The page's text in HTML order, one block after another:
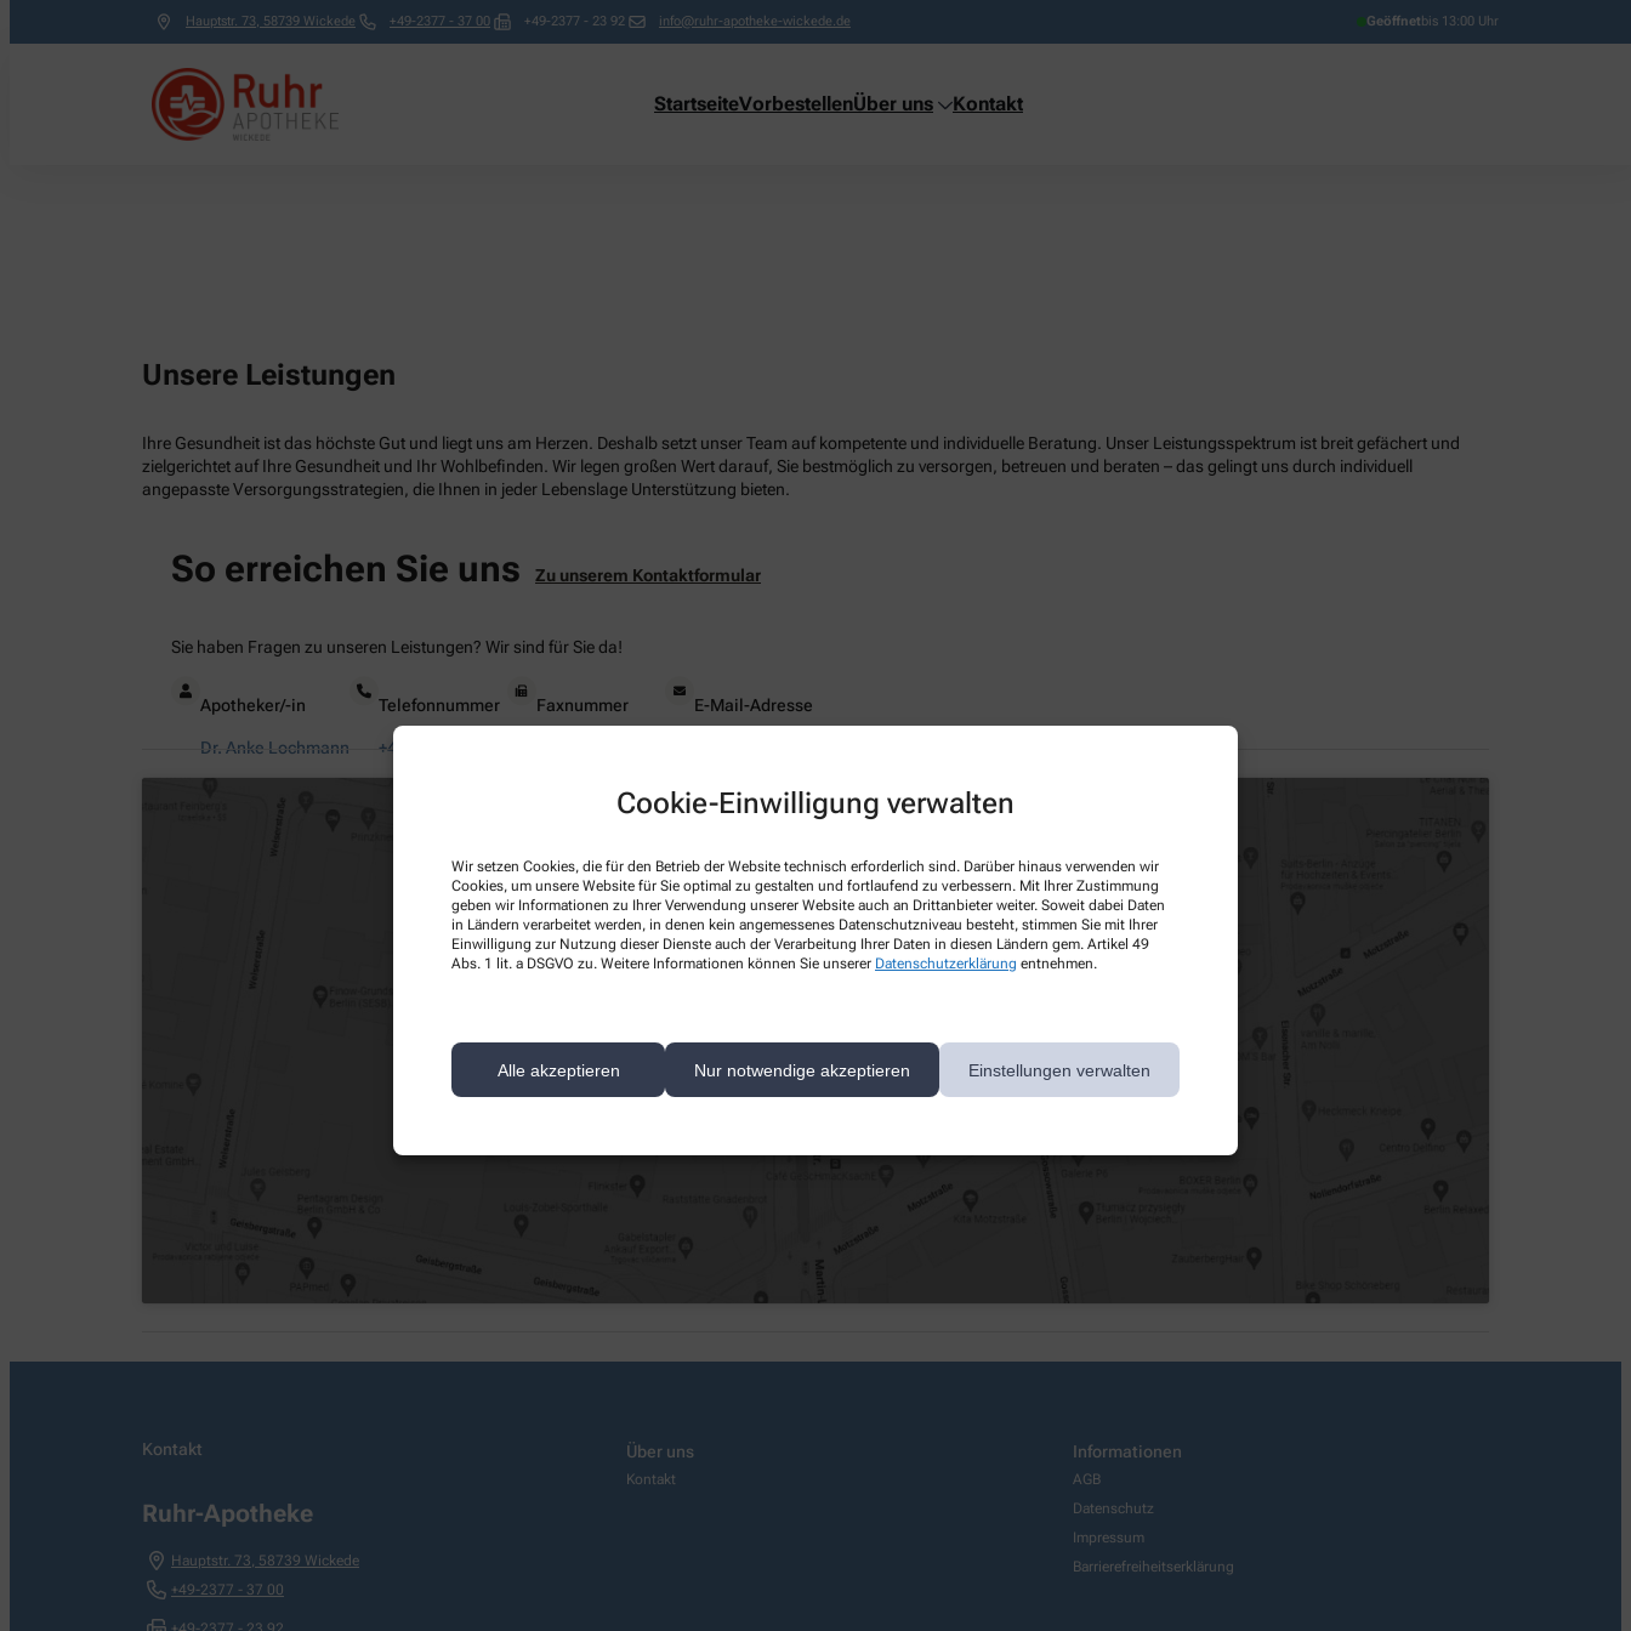
Cookie-Einwilligung verwalten
Wir setzen Cookies, die für den Betrieb der Website technisch erforderlich sind. Darüber hinaus verwenden wir
Cookies, um unsere Website für Sie optimal zu gestalten und fortlaufend zu verbessern. Mit Ihrer Zustimmung
geben wir Informationen zu Ihrer Verwendung unserer Website auch an Drittanbieter weiter. Soweit dabei Daten
in Ländern verarbeitet werden, in denen kein angemessenes Datenschutzniveau besteht, stimmen Sie mit Ihrer
Einwilligung zur Nutzung dieser Dienste auch der Verarbeitung Ihrer Daten in diesen Ländern gem. Artikel 49
Abs. 1 lit. a DSGVO zu. Weitere Informationen können Sie unserer Datenschutzerklärung entnehmen.
Alle akzeptieren Nur notwendige akzeptieren Einstellungen verwalten
Hauptstr. 73, 58739 Wickede +49-2377 - 37 00 +49-2377 - 23 92 info@ruhr-apotheke-wickede.de Geöffnetbis 13:00 Uhr
StartseiteVorbestellenÜber uns Kontakt
Unsere Leistungen
Ihre Gesundheit ist das höchste Gut und liegt uns am Herzen. Deshalb setzt unser Team auf kompetente und individuelle Beratung. Unser Leistungsspektrum ist breit gefächert und
zielgerichtet auf Ihre Gesundheit und Ihr Wohlbefinden. Wir legen großen Wert darauf, Sie bestmöglich zu versorgen, betreuen und beraten – das gelingt uns durch individuell
angepasste Versorgungsstrategien, die Ihnen in jeder Lebenslage Unterstützung bieten.
So erreichen Sie uns Zu unserem Kontaktformular
Sie haben Fragen zu unseren Leistungen? Wir sind für Sie da!
Apotheker/-in
Dr. Anke Lochmann
Telefonnummer
+49-2377 - 37 00
Faxnummer E-Mail-Adresse
Ruhr-Apotheke, Hauptstr. 73, 58739 Wickede
Mit dem Laden der Karte stimmen Sie den
map zu aktivieren.
Cookie-Richtlinie
Kontakt
Ruhr-Apotheke
Hauptstr. 73, 58739 Wickede
+49-2377 - 37 00
Über uns
Kontakt
Informationen
AGB
Datenschutz
Impressum
Barrierefreiheitserklärung